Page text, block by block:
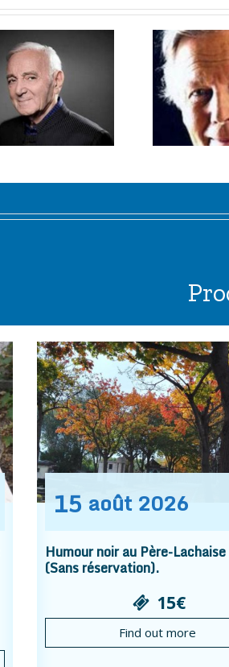
Septembre
2018.
15 août 2026
Humour noir au Père-
(Sans réservation).
15€
Find out more